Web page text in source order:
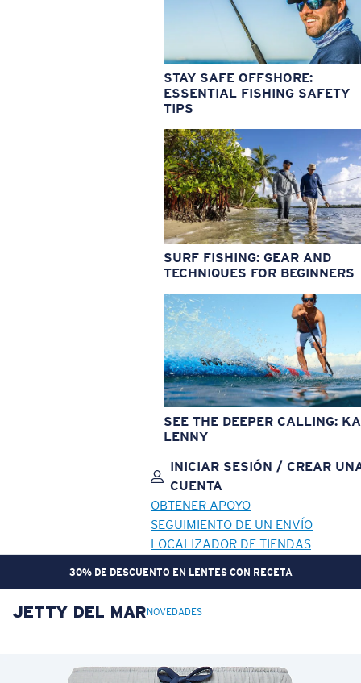
STAY SAFE OFFSHORE:
ESSENTIAL FISHING SAFETY
TIPS
SURF FISHING: GEAR AND
TECHNIQUES FOR BEGINNERS
SEE THE DEEPER CALLING:
LENNY
INICIAR SESIÓN / CREAR
CUENTA
OBTENER APOYO
SEGUIMIENTO DE UN ENVÍO
LOCALIZADOR DE TIENDAS
30% DE DESCUENTO EN LENTES CON RECETA
OBJETIVO ACTUALIZADO¡AGREGADO AL CARRITO!
Precio: Sin cargo
JETTY DEL MAR NOVEDADES